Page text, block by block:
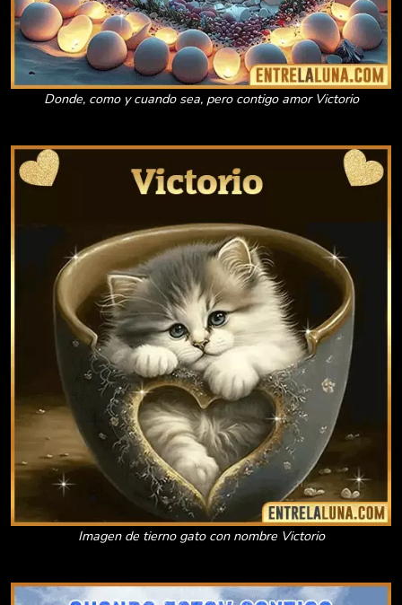
Donde, como y cuando sea, pero contigo amor Victorio
Imagen de tierno gato con nombre Victorio